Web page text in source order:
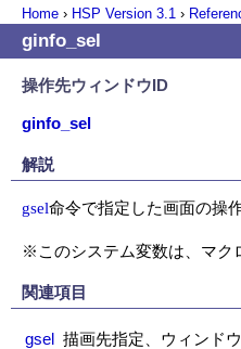
Home › HSP Version 3.1 ›
ginfo_sel
操作先ウィンドウID
ginfo_sel
解説
gsel命令で指定した画面の操
※このシステム変数は、マク
関連項目
gsel 描画先指定、ウィンド